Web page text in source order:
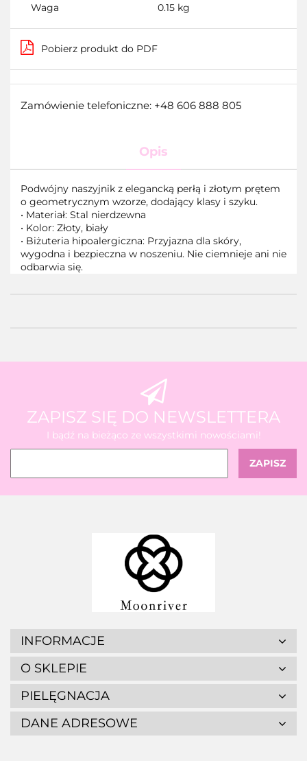
Waga 0.15 kg
Pobierz produkt do PDF
Zamówienie telefoniczne: +48 606 888 805
Opis
Podwójny naszyjnik z elegancką perłą i złotym prętem
o geometrycznym wzorze, dodający klasy i szyku.
• Materiał: Stal nierdzewna
• Kolor: Złoty, biały
• Biżuteria hipoalergiczna: Przyjazna dla skóry,
wygodna i bezpieczna w noszeniu. Nie ciemnieje ani nie
odbarwia się.
ZAPISZ SIĘ DO NEWSLETTERA
I bądź na bieżąco ze wszystkimi nowościami!
INFORMACJE
O SKLEPIE
PIELĘGNACJA
DANE ADRESOWE